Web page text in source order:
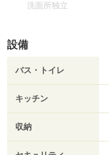
洗面所独立
設備
バス・トイレ
キッチン
収納